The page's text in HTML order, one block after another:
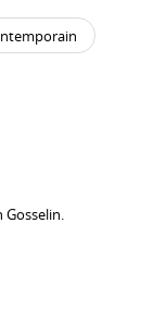
Gosselin.